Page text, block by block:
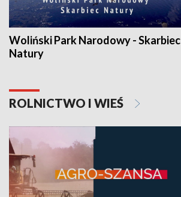
Woliński Park Narodowy - Skarbiec
Natury
ROLNICTWO I WIEŚ